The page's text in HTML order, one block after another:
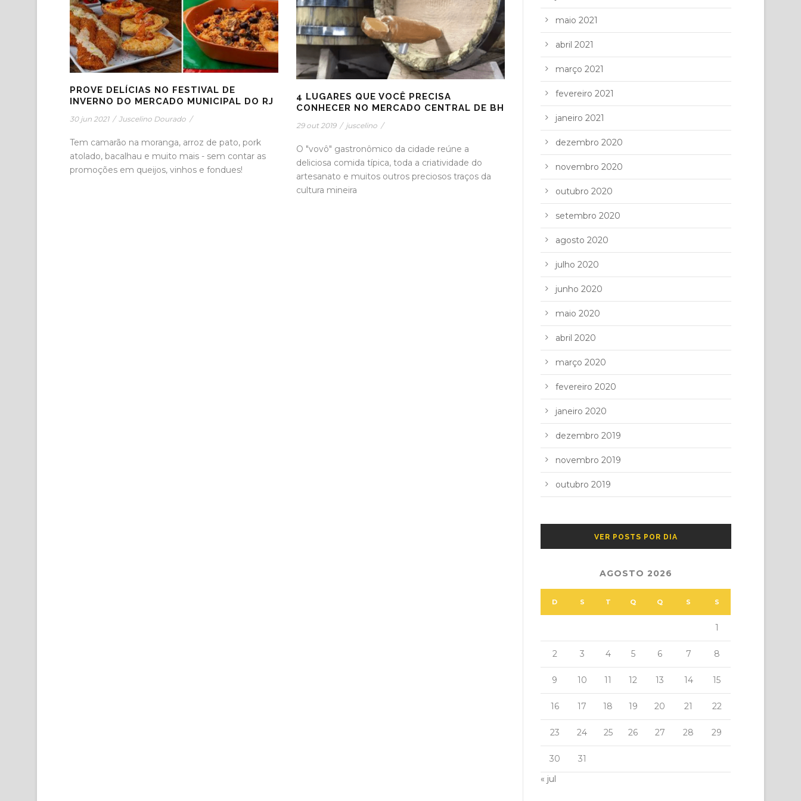
PROVE DELÍCIAS NO FESTIVAL DE
INVERNO DO MERCADO MUNICIPAL DO RJ
30 jun 2021 / Juscelino Dourado /
Tem camarão na moranga, arroz de pato, pork
atolado, bacalhau e muito mais - sem contar as
promoções em queijos, vinhos e fondues!
4 LUGARES QUE VOCÊ PRECISA
CONHECER NO MERCADO CENTRAL DE BH
29 out 2019 / juscelino /
O "vovô" gastronômico da cidade reúne a
deliciosa comida típica, toda a criatividade do
artesanato e muitos outros preciosos traços da
cultura mineira
maio 2021
abril 2021
março 2021
fevereiro 2021
janeiro 2021
dezembro 2020
novembro 2020
outubro 2020
setembro 2020
agosto 2020
julho 2020
junho 2020
maio 2020
abril 2020
março 2020
fevereiro 2020
janeiro 2020
dezembro 2019
novembro 2019
outubro 2019
VER POSTS POR DIA
AGOSTO 2026
D S T Q Q S S
1
2 3 4 5 6 7 8
9 10 11 12 13 14 15
16 17 18 19 20 21 22
23 24 25 26 27 28 29
30
31
« jul